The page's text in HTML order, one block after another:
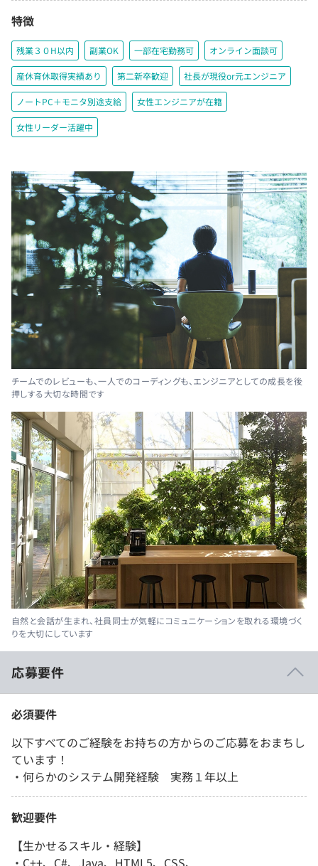
特徴
残業３０H以内 副業OK 一部在宅勤務可 オンライン面談可
産休育休取得実績あり 第二新卒歓迎 社長が現役or元エンジニア
ノートPC＋モニタ別途支給 女性エンジニアが在籍
女性リーダー活躍中
チームでのレビューも、一人でのコーディングも、エンジニアとしての成長を後
押しする大切な時間です
自然と会話が生まれ、社員同士が気軽にコミュニケーションを取れる環境づく
りを大切にしています
応募要件
必須要件
以下すべてのご経験をお持ちの方からのご応募をおまちし
ています！
・何らかのシステム開発経験 実務１年以上
歓迎要件
【生かせるスキル・経験】
・C++、C#、Java、HTML5、CSS、